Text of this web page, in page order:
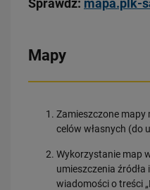
Sprawdź: mapa.plk-
Mapy
Zamieszczone
celów własnych (do
Wykorzystanie map
umieszczenia
wiadomości o treści